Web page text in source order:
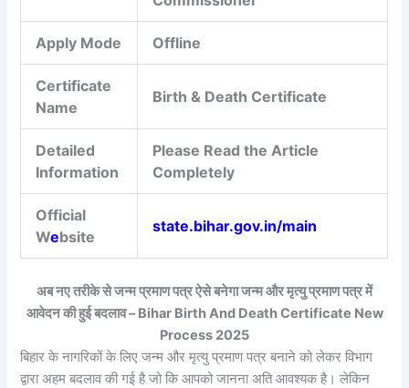
Apply Mode Offline
Certificate
Name
Birth & Death Certificate
Detailed
Information
Please Read the Article
Completely
Official
Website
state.bihar.gov.in/main
अब नए तरीके से जन्म प्रमाण पत्र ऐसे बनेगा जन्म और मृत्यु प्रमाण पत्र में
आवेदन की हुई बदलाव – Bihar Birth And Death Certificate New
Process 2025
बिहार के नागरिकों के लिए जन्म और मृत्यु प्रमाण पत्र बनाने को लेकर विभाग
द्वारा अहम बदलाव की गई है जो कि आपको जानना अति आवश्यक है। लेकिन